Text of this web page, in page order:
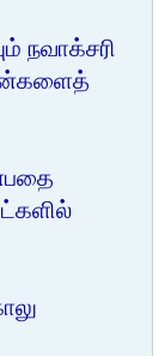
நவாக்சரி